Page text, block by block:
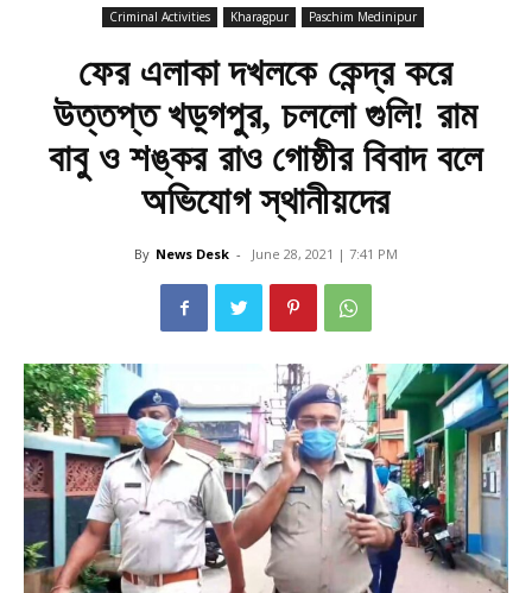
Criminal Activities Kharagpur Paschim Medinipur
ফের এলাকা দখলকে কেন্দ্র করে
উত্তপ্ত খড়্গপুর, চললো গুলি! রাম
বাবু ও শঙ্কর রাও গোষ্ঠীর বিবাদ বলে
অভিযোগ স্থানীয়দের
By News Desk - June 28, 2021 | 7:41 PM